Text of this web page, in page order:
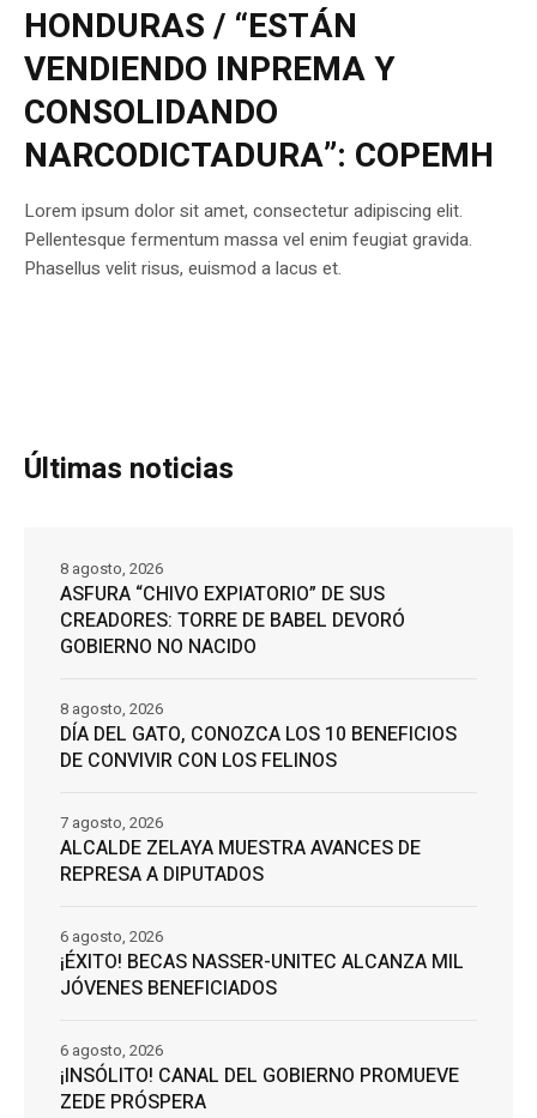
HONDURAS / “ESTÁN
VENDIENDO INPREMA Y
CONSOLIDANDO
NARCODICTADURA”: COPEMH
Lorem ipsum dolor sit amet, consectetur adipiscing elit.
Pellentesque fermentum massa vel enim feugiat gravida.
Phasellus velit risus, euismod a lacus et.
Últimas noticias
ASFURA “CHIVO EXPIATORIO” DE SUS
CREADORES: TORRE DE BABEL DEVORÓ
GOBIERNO NO NACIDO
8 agosto, 2026
DÍA DEL GATO, CONOZCA LOS 10 BENEFICIOS
DE CONVIVIR CON LOS FELINOS
8 agosto, 2026
ALCALDE ZELAYA MUESTRA AVANCES DE
REPRESA A DIPUTADOS
7 agosto, 2026
¡ÉXITO! BECAS NASSER-UNITEC ALCANZA MIL
JÓVENES BENEFICIADOS
6 agosto, 2026
¡INSÓLITO! CANAL DEL GOBIERNO PROMUEVE
ZEDE PRÓSPERA
6 agosto, 2026